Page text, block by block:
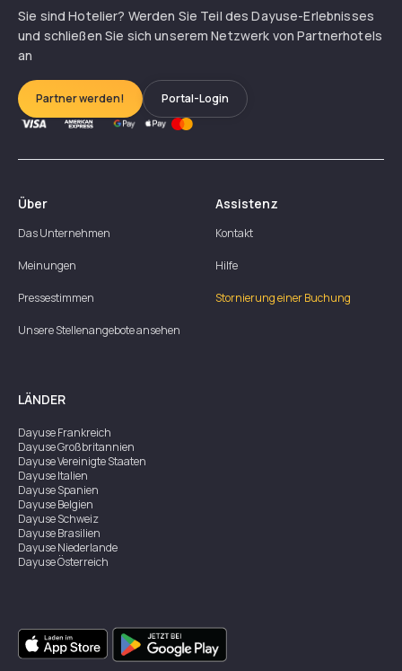
Sie sind Hotelier? Werden Sie Teil des Dayuse-Erlebnisses
und schließen Sie sich unserem Netzwerk von Partnerhotels
an
Partner werden! Portal-Login
Über
Das Unternehmen
Meinungen
Pressestimmen
Unsere Stellenangebote ansehen
Assistenz
Kontakt
Hilfe
Stornierung einer Buchung
LÄNDER
DayuseFrankreich
DayuseGroßbritannien
DayuseVereinigte Staaten
DayuseItalien
DayuseSpanien
DayuseBelgien
DayuseSchweiz
DayuseBrasilien
DayuseNiederlande
DayuseÖsterreich
DayuseSingapur
DayuseZweden
DayuseThailand